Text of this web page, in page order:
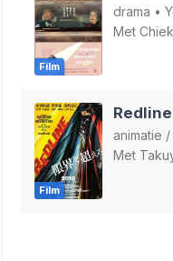
Film
drama •
Met
Film
animatie /
Met